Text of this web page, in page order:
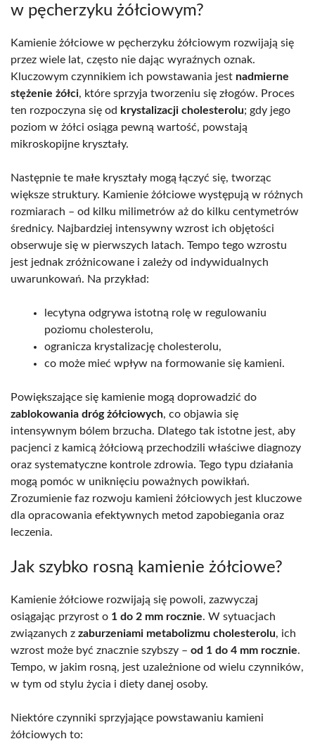
w pęcherzyku żółciowym?
Kamienie żółciowe w pęcherzyku żółciowym rozwijają się
przez wiele lat, często nie dając wyraźnych oznak.
Kluczowym czynnikiem ich powstawania jest nadmierne
stężenie żółci, które sprzyja tworzeniu się złogów. Proces
ten rozpoczyna się od krystalizacji cholesterolu; gdy jego
poziom w żółci osiąga pewną wartość, powstają
mikroskopijne kryształy.
Następnie te małe kryształy mogą łączyć się, tworząc
większe struktury. Kamienie żółciowe występują w różnych
rozmiarach – od kilku milimetrów aż do kilku centymetrów
średnicy. Najbardziej intensywny wzrost ich objętości
obserwuje się w pierwszych latach. Tempo tego wzrostu
jest jednak zróżnicowane i zależy od indywidualnych
uwarunkowań. Na przykład:
lecytyna odgrywa istotną rolę w regulowaniu
poziomu cholesterolu,
ogranicza krystalizację cholesterolu,
co może mieć wpływ na formowanie się kamieni.
Powiększające się kamienie mogą doprowadzić do
zablokowania dróg żółciowych, co objawia się
intensywnym bólem brzucha. Dlatego tak istotne jest, aby
pacjenci z kamicą żółciową przechodzili właściwe diagnozy
oraz systematyczne kontrole zdrowia. Tego typu działania
mogą pomóc w uniknięciu poważnych powikłań.
Zrozumienie faz rozwoju kamieni żółciowych jest kluczowe
dla opracowania efektywnych metod zapobiegania oraz
leczenia.
Jak szybko rosną kamienie żółciowe?
Kamienie żółciowe rozwijają się powoli, zazwyczaj
osiągając przyrost o 1 do 2 mm rocznie. W sytuacjach
związanych z zaburzeniami metabolizmu cholesterolu, ich
wzrost może być znacznie szybszy – od 1 do 4 mm rocznie.
Tempo, w jakim rosną, jest uzależnione od wielu czynników,
w tym od stylu życia i diety danej osoby.
Niektóre czynniki sprzyjające powstawaniu kamieni
żółciowych to: